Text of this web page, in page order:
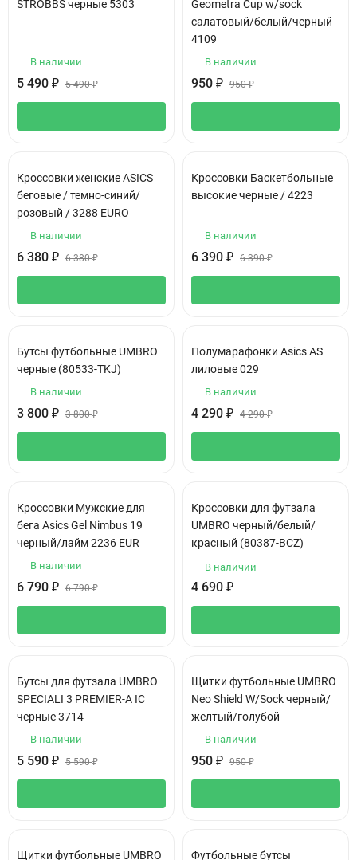
STROBBS черные 5303
В наличии
5 490 ₽ 5 490₽
Geometra Cup w/sock
салатовый/белый/черный
4109
В наличии
950 ₽ 950₽
Кроссовки женские ASICS
беговые / темно-синий/
розовый / 3288 EURO
В наличии
6 380 ₽ 6 380₽
Кроссовки Баскетбольные
высокие черные / 4223
В наличии
6 390 ₽ 6 390₽
Бутсы футбольные UMBRO
черные (80533-TKJ)
В наличии
3 800 ₽ 3 800₽
Полумарафонки Asics АS
лиловые 029
В наличии
4 290 ₽ 4 290₽
Кроссовки Мужские для
бега Asics Gel Nimbus 19
черный/лайм 2236 EUR
В наличии
6 790 ₽ 6 790₽
Кроссовки для футзала
UMBRO черный/белый/
красный (80387-BCZ)
В наличии
4 690 ₽
Бутсы для футзала UMBRO
SPECIALI 3 PREMIER-A IC
черные 3714
В наличии
5 590 ₽ 5 590₽
Щитки футбольные UMBRO
Neo Shield W/Sock черный/
желтый/голубой
В наличии
950 ₽ 950₽
Щитки футбольные UMBRO
Футбольные бутсы